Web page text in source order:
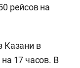
рейсов на
Казани в
17 часов. В